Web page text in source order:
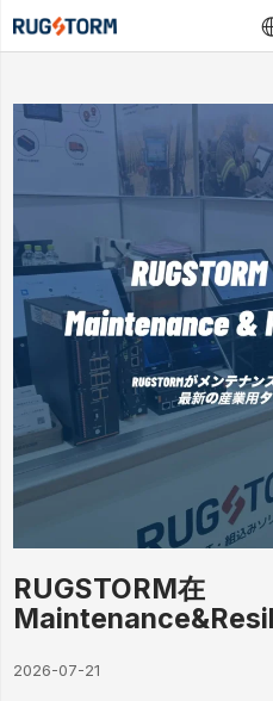
RUGSTORM在
2026-07-21